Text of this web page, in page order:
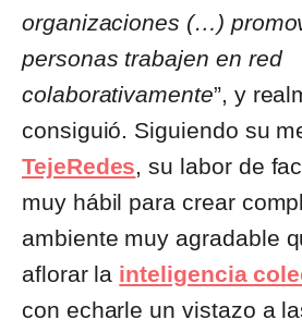
organizaciones (…)
personas trabajen en red
colaborativamente”, y
consiguió. Siguiendo su
TejeRedes, su labor de
muy hábil para crear
ambiente muy agradable
aflorar la inteligencia
con echarle un vistazo a